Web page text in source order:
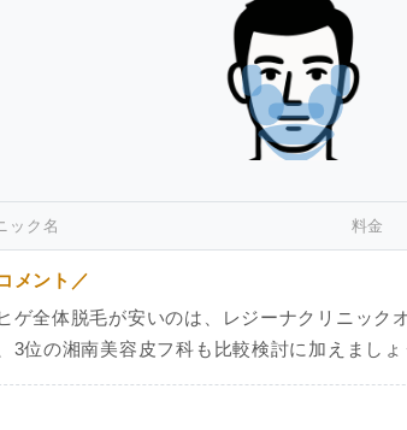
ック名 料金
メント／
ゲ全体脱毛が安いのは、レジーナクリニック
3位の湘南美容皮フ科も比較検討に加えましょ